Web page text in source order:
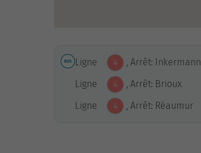
Ligne 4
, Arrêt: Inkermann
Ligne
4
, Arrêt: Brioux
Ligne
4 , Arrêt: Réaumur